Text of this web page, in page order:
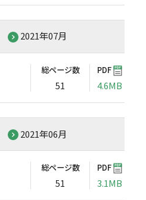
2021年07月
総ページ数
51
PDF
4.6MB
2021年06月
総ページ数
51
PDF
3.1MB